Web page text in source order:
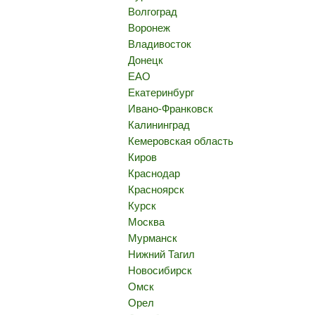
Волгоград
Воронеж
Владивосток
Донецк
ЕАО
Екатеринбург
Ивано-Франковск
Калининград
Кемеровская область
Киров
Краснодар
Красноярск
Курск
Москва
Мурманск
Нижний Тагил
Новосибирск
Омск
Орел